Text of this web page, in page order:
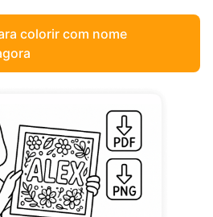
colorir com nome